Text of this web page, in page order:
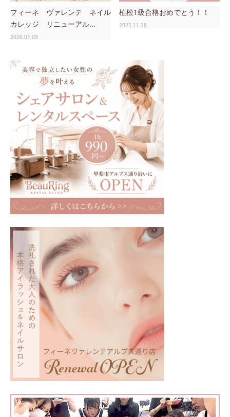
フィーネ ヴァレンテ ネイル
カレッジ リニューアル...
2026.01.09
植松1級合格おめでとう！！
2025.11.28